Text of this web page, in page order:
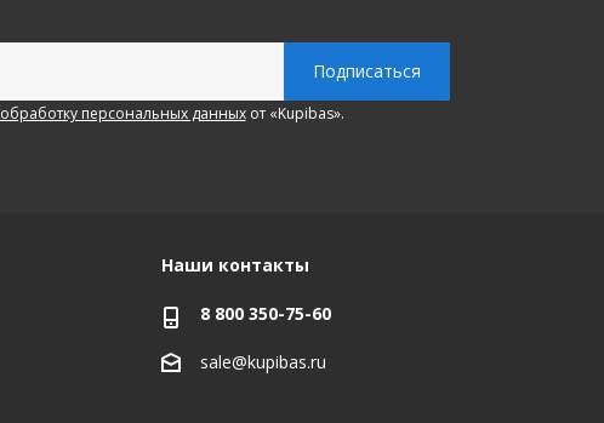
обработку персональных данныхот «Kupibas».
Наши контакты
8 800 350-75-60
sale@kupibas.ru